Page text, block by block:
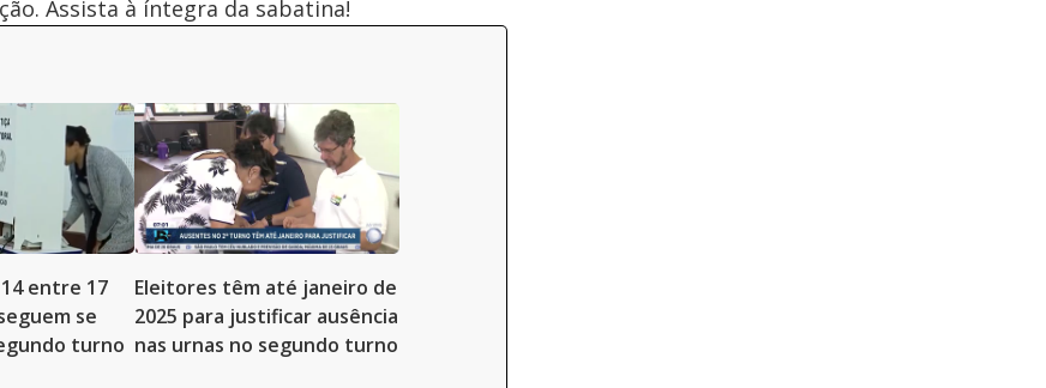
Assista à íntegra da sabatina!
14 entre 17
se
turno
Eleitores têm até janeiro de
2025 para justificar ausência
nas urnas no segundo turno